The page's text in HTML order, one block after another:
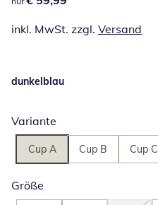
inkl. MwSt. zzgl. Versand
dunkelblau
Variante
Cup A Cup B Cup C
Größe